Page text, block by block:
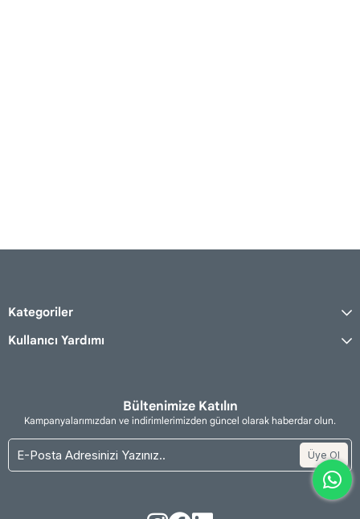
Kategoriler
Kullanıcı Yardımı
Bültenimize Katılın
Kampanyalarımızdan ve indirimlerimizden güncel olarak haberdar olun.
Üye Ol